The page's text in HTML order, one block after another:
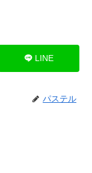
LINE
パステル